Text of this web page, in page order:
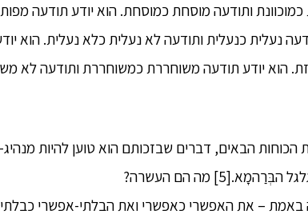
כמוכוונת ותודעה מוסחת כמוסחת. הוא יודע תודעה
נעלית כנעלית ותודעה לא נעלית כלא נעלית. הוא
הוא יודע תודעה משוחררת כמשוחררת ותודעה לא
הבאים, דברים שבזכותם הוא טוען להיות
מה הם העשרה?